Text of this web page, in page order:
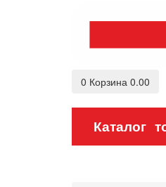
0 Корзина 0.00
Каталог